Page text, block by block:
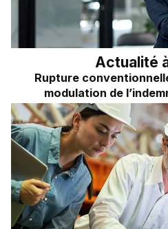
Impôts sur les sociétés
Dividendes
Place à l'Expert
Sondage du mois
Actualité
Rupture
modulation de